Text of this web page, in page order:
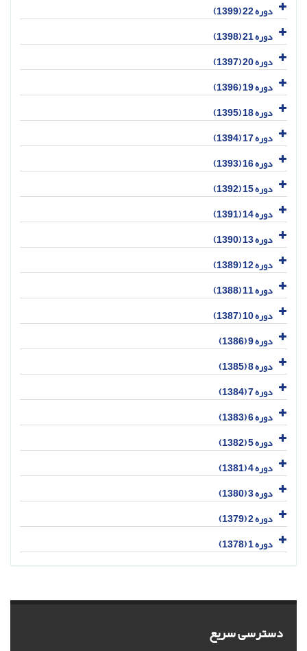
دوره 22 (1399)
دوره 21 (1398)
دوره 20 (1397)
دوره 19 (1396)
دوره 18 (1395)
دوره 17 (1394)
دوره 16 (1393)
دوره 15 (1392)
دوره 14 (1391)
دوره 13 (1390)
دوره 12 (1389)
دوره 11 (1388)
دوره 10 (1387)
دوره 9 (1386)
دوره 8 (1385)
دوره 7 (1384)
دوره 6 (1383)
دوره 5 (1382)
دوره 4 (1381)
دوره 3 (1380)
دوره 2 (1379)
دوره 1 (1378)
دسترسی سریع